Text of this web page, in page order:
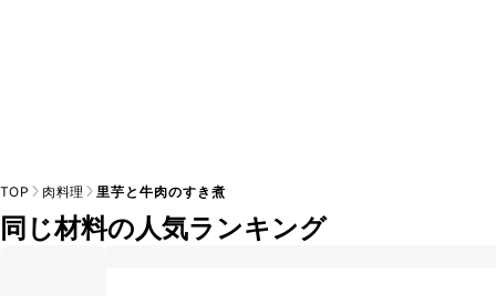
TOP 肉料理 里芋と牛肉のすき煮
同じ材料の人気ランキング